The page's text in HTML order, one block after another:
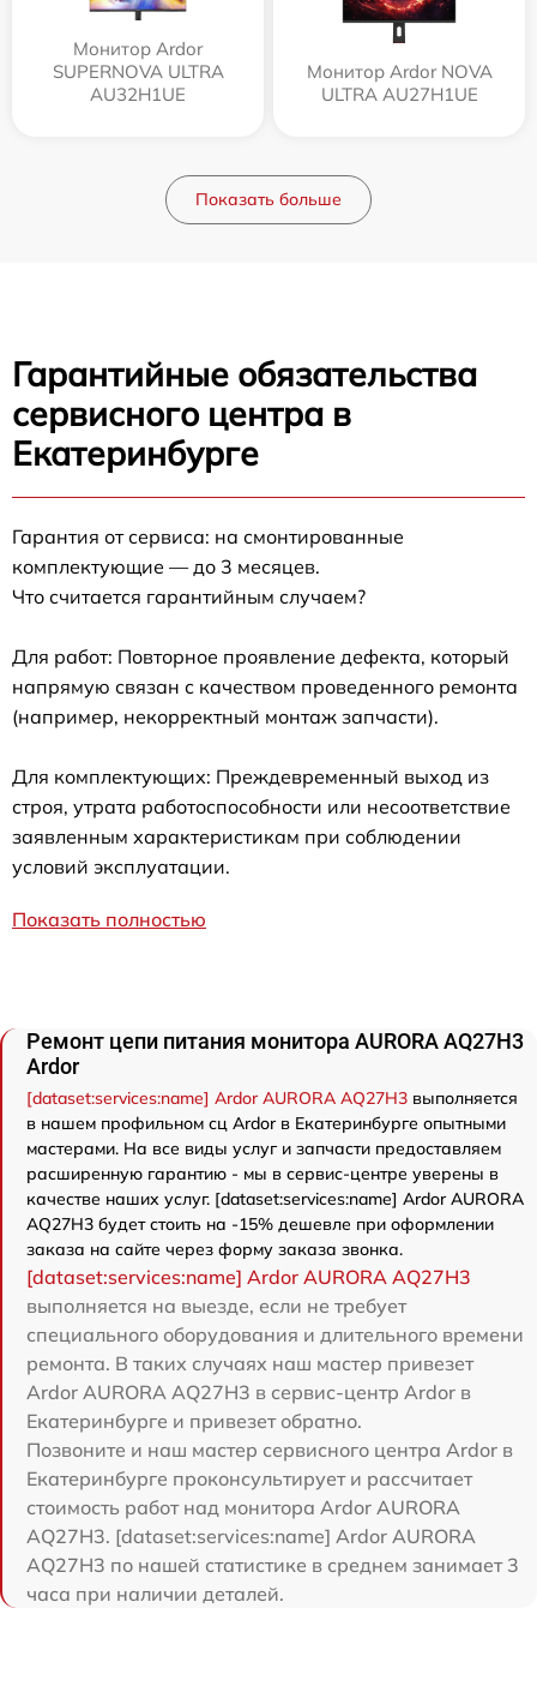
Монитор Ardor
SUPERNOVA ULTRA
AU32H1UE
Монитор Ardor NOVA
ULTRA AU27H1UE
Показать больше
Гарантийные обязательства
сервисного центра в
Екатеринбурге
Гарантия от сервиса: на смонтированные
комплектующие — до 3 месяцев.
Что считается гарантийным случаем?
Для работ: Повторное проявление дефекта, который
напрямую связан с качеством проведенного ремонта
(например, некорректный монтаж запчасти).
Для комплектующих: Преждевременный выход из
строя, утрата работоспособности или несоответствие
заявленным характеристикам при соблюдении
условий эксплуатации.
Показать полностью
Ремонт цепи питания монитора AURORA AQ27H3
Ardor
[dataset:services:name] Ardor AURORA AQ27H3 выполняется
в нашем профильном сц Ardor в Екатеринбурге опытными
мастерами. На все виды услуг и запчасти предоставляем
расширенную гарантию - мы в сервис-центре уверены в
качестве наших услуг. [dataset:services:name] Ardor AURORA
AQ27H3 будет стоить на -15% дешевле при оформлении
заказа на сайте через форму заказа звонка.
[dataset:services:name] Ardor AURORA AQ27H3
выполняется на выезде, если не требует
специального оборудования и длительного времени
ремонта. В таких случаях наш мастер привезет
Ardor AURORA AQ27H3 в сервис-центр Ardor в
Екатеринбурге и привезет обратно.
Позвоните и наш мастер сервисного центра Ardor в
Екатеринбурге проконсультирует и рассчитает
стоимость работ над монитора Ardor AURORA
AQ27H3. [dataset:services:name] Ardor AURORA
AQ27H3 по нашей статистике в среднем занимает 3
часа при наличии деталей.